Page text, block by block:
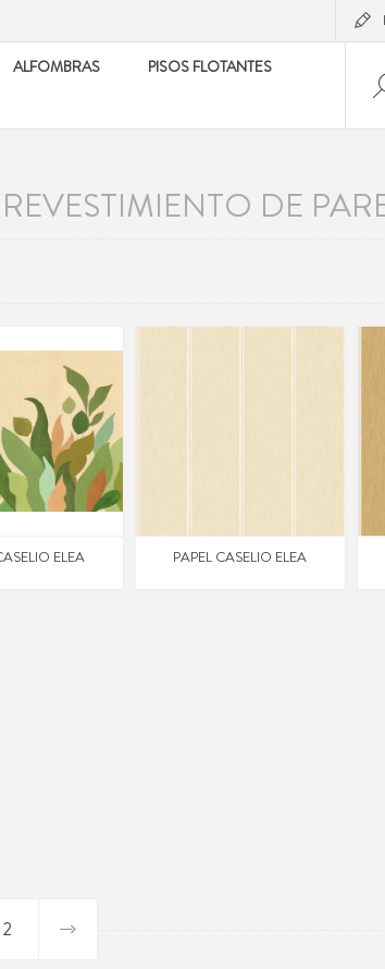
ALFOMBRAS
PISOS FLOTANTES
DE
ELEA PAPEL CASELIO ELEA
2